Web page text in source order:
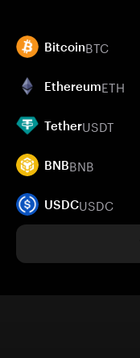
BitcoinBTC
EthereumETH
TetherUSDT
BNBBNB
USDCUSDC